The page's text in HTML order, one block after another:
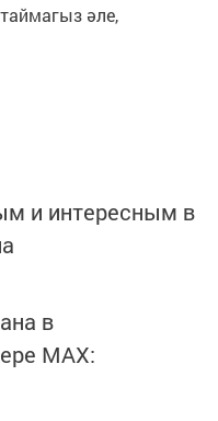
әле,
и интересным в
в
MАХ: